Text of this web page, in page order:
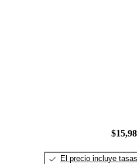
El precio incluye tasas